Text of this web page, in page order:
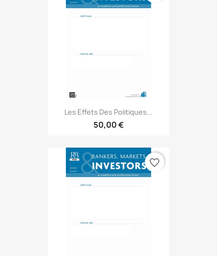
Les Effets Des Politiques...
50,00 €
favorite_border